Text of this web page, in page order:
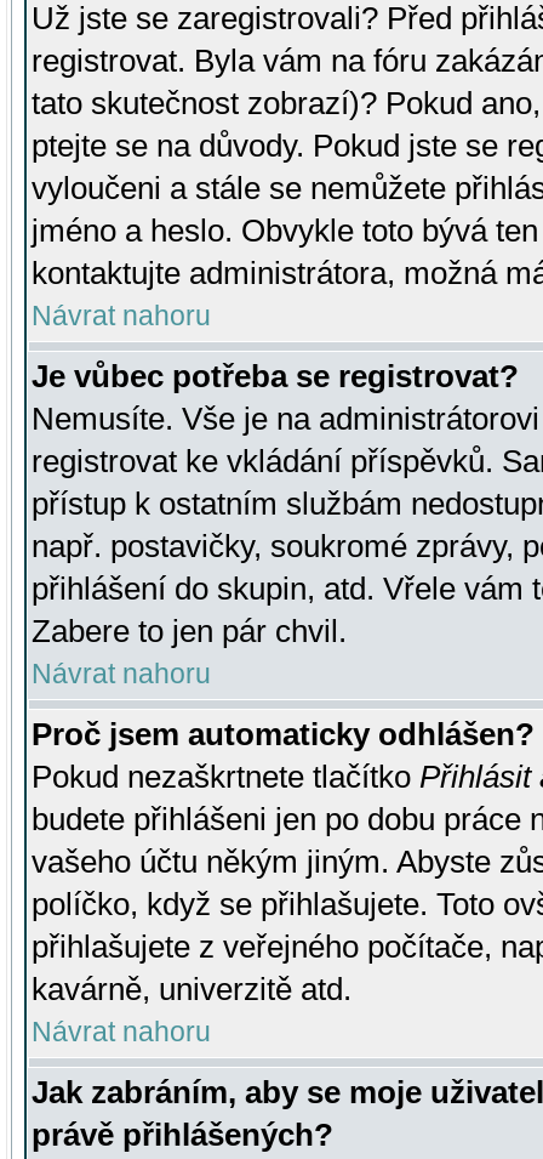
Už jste se zaregistrovali? Před
registrovat. Byla vám na fóru
tato skutečnost zobrazí)? Pokud
ptejte se na důvody. Pokud jste se
vyloučeni a stále se nemůžete
jméno a heslo. Obvykle toto bývá
kontaktujte administrátora, možná
Návrat nahoru
Je vůbec potřeba se registrovat?
Nemusíte. Vše je na
registrovat ke vkládání příspěvků.
přístup k ostatním službám
např. postavičky, soukromé zprávy,
přihlášení do skupin, atd. Vřele vám
Zabere to jen pár chvil.
Návrat nahoru
Proč jsem automaticky odhlášen?
Pokud nezaškrtnete tlačítko Přihlásit
budete přihlášeni jen po dobu práce
vašeho účtu někým jiným. Abyste
políčko, když se přihlašujete. Toto
přihlašujete z veřejného počítače,
kavárně, univerzitě atd.
Návrat nahoru
Jak zabráním, aby se moje
právě přihlášených?